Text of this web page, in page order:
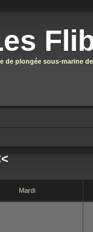
de plongée sous-marine
Mardi